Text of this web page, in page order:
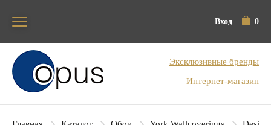
Вход 0
Блок поиска
Эксклюзивные бренды
Интернет-магазин